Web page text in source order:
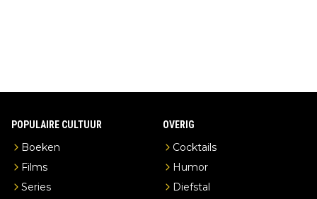
POPULAIRE CULTUUR
Boeken
Films
Series
OVERIG
Cocktails
Humor
Diefstal